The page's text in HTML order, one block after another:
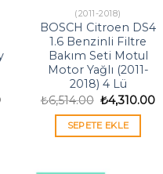
Şu
₺6,030.00.
(2011-2018)
BOSCH Citroen DS4
1.6 Benzinli Filtre
Bakım Seti Motul
Motor Yağlı (2011-
2018) 4 Lü
₺6,514.00 Orijinal
fiyat:
₺6,514.00.
₺4,310.00Şu
SEPETE EKLE